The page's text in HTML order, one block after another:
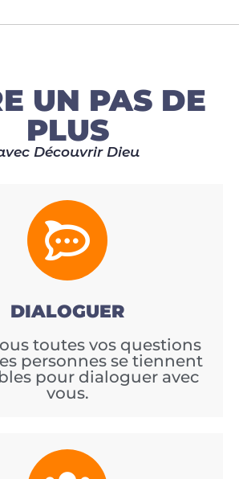
UN PAS DE
PLUS
Découvrir Dieu
DIALOGUER
toutes vos questions
personnes se tiennent
pour dialoguer avec
vous.